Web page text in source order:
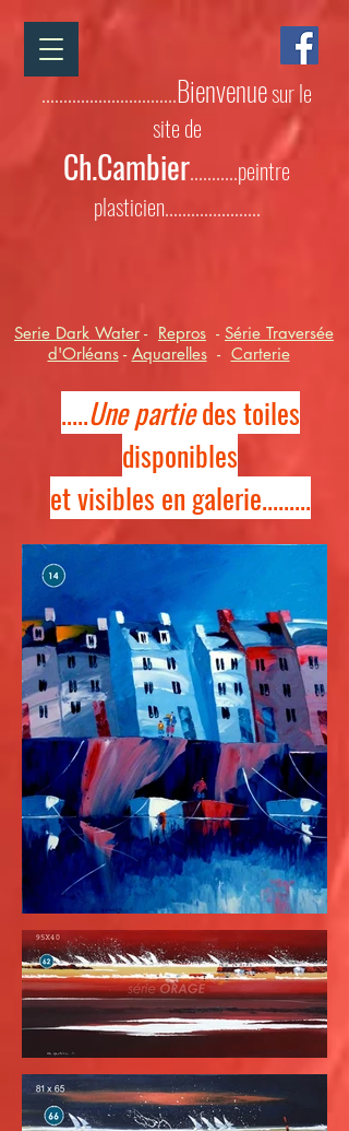
...............................Bienvenuesur le
site de
Ch.Cambier...........peintre
plasticien......................
Serie Dark Water - Repros - Série Traversée
d'Orléans- Aquarelles- Carterie
.....Une partiedes toiles
disponibles
et visibles en galerie.........